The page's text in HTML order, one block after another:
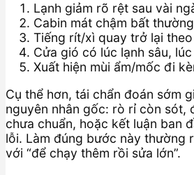
Lạnh giảm rõ rệt sau vài
Cabin mát chậm bất
Tiếng rít/xì quay trở lại
Cửa gió có lúc lạnh sâu,
Xuất hiện mùi ẩm/mốc đi
Cụ thể hơn, tái chẩn đoán sớm
nguyên nhân gốc: rò rỉ còn sót,
chưa chuẩn, hoặc kết luận ban
lỗi. Làm đúng bước này thường
với “để chạy thêm rồi sửa lớn”.